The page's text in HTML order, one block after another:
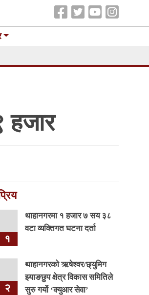
हजार
१
थाहानगरमा १ हजार ७ सय ३८
वटा व्यक्तिगत घटना दर्ता
२
थाहानगरकाे ऋषेश्वर/छ्युमिग
झ्याङछुप क्षेत्र विकास समितिले
सुरु गर्यो ‘क्युआर सेवा’